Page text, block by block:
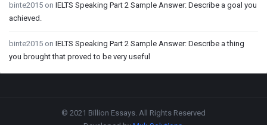
binte2015 on IELTS Speaking Part 2 Sample Answer: Describe a goal you
achieved.
binte2015 on IELTS Speaking Part 2 Sample Answer: Describe a thing
you brought that proved to be very useful
© 2021 Billion Essays. All Rights Reserved